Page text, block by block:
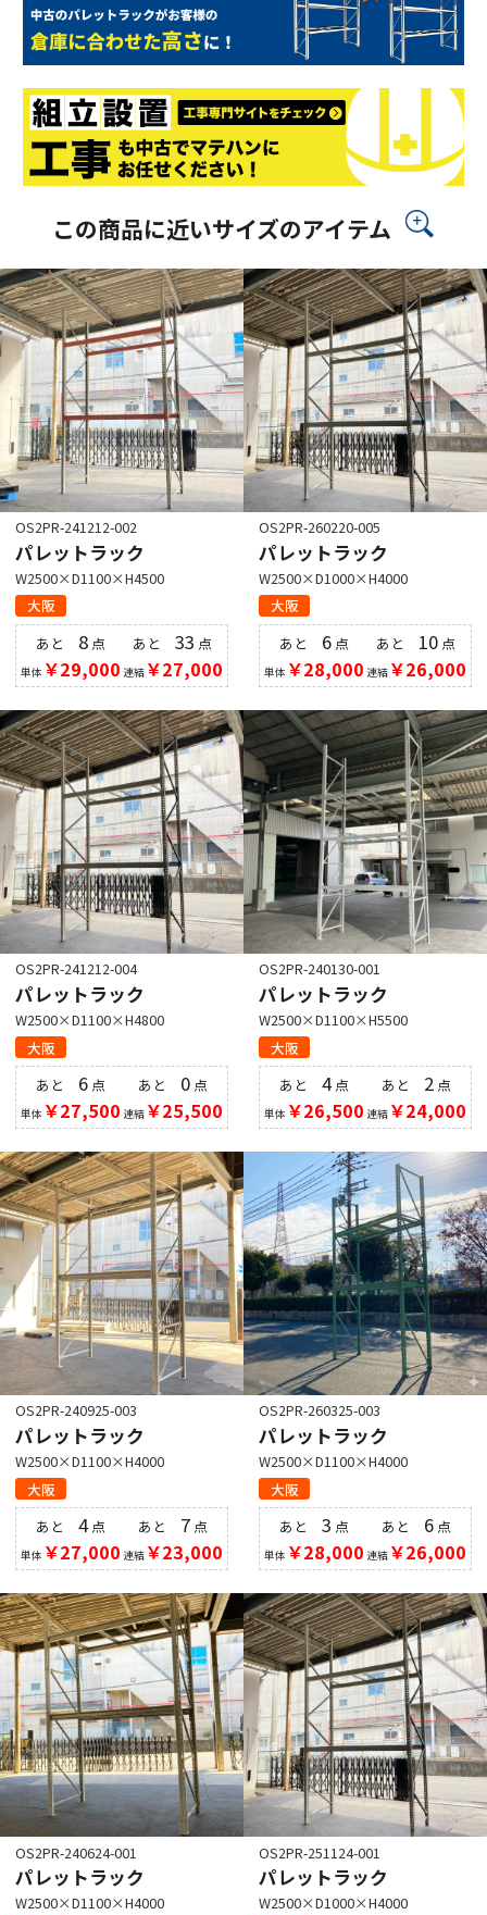
この商品に近いサイズのアイテム
OS2PR-241212-002
パレットラック
W2500×D1100×H4500
大阪
あと 8 点
単体 ￥29,000
あと33 点
連結￥27,000
OS2PR-260220-005
パレットラック
W2500×D1000×H4000
大阪
あと 6 点
単体 ￥28,000
あと 10 点
連結￥26,000
OS2PR-241212-004
パレットラック
W2500×D1100×H4800
大阪
あと 6 点
単体 ￥27,500
あと 0点
連結￥25,500
OS2PR-240130-001
パレットラック
W2500×D1100×H5500
大阪
あと4点
単体 ￥26,500
あと 2点
連結￥24,000
OS2PR-240925-003
パレットラック
W2500×D1100×H4000
大阪
あと4点
単体 ￥27,000
あと 7点
連結￥23,000
OS2PR-260325-003
パレットラック
W2500×D1100×H4000
大阪
あと3 点
単体 ￥28,000
あと 6点
連結￥26,000
OS2PR-240624-001
パレットラック
W2500×D1100×H4000
OS2PR-251124-001
パレットラック
W2500×D1000×H4000